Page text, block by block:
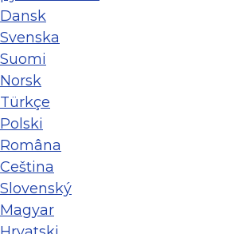
Dansk
Svenska
Suomi
Norsk
Türkçe
Polski
Româna
Ceština
Slovenský
Magyar